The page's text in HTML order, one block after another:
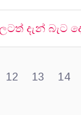
දැන් බැට
12 13 14